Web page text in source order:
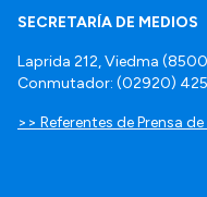
SECRETARÍA DE MEDIOS
Laprida 212, Viedma
Conmutador: (02920)
>> Referentes de Prensa